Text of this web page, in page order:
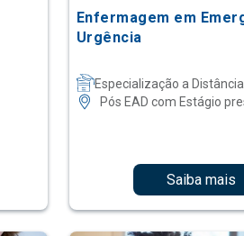
Enfermagem em
Urgência
Especialização a Distância
Pós EAD com Estágio
Saiba mais